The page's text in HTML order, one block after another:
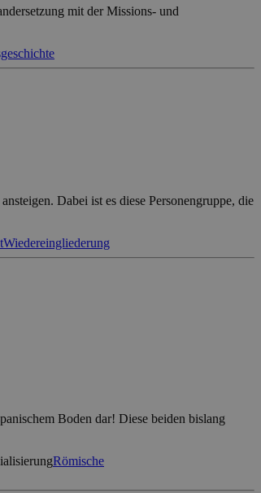
mit der Missions- und
Dabei ist es diese Personengruppe, die
Wiedereingliederung
Boden dar! Diese beiden bislang
Römische